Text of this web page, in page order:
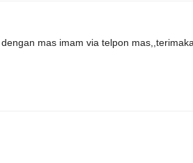
mas imam via telpon